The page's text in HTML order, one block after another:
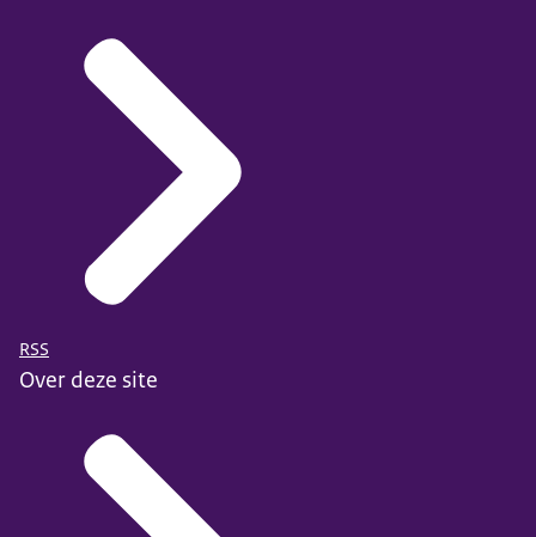
RSS
Over deze site